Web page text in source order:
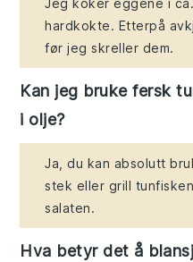
Jeg koker eggene i
hardkokte. Etterpå
før jeg skreller dem.
Kan jeg bruke fersk
i olje?
Ja, du kan absolutt
stek eller grill
salaten.
Hva betyr det å